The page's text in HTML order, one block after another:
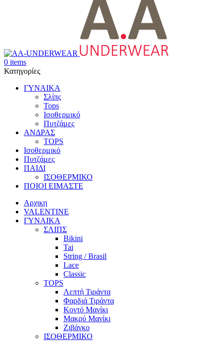
0 items
Κατηγορίες
ΓΥΝΑΙΚΑ
Σλίπς
Tops
Ισοθερμικό
Πυτζάμες
ΑΝΔΡΑΣ
TOPS
Ισοθερμικό
Πυτζάμες
ΠΑΙΔΙ
ΙΣΟΘΕΡΜΙΚΟ
ΠΟΙΟΙ ΕΙΜΑΣΤΕ
Αρχικη
VALENTINE
ΓΥΝΑΙΚΑ
ΣΛΙΠΣ
Bikini
Tai
String / Brasil
Lace
Classic
TOPS
Λεπτή Τιράντα
Φαρδιά Τιράντα
Κοντό Μανίκι
Μακρύ Μανίκι
Ζιβάγκο
ΙΣΟΘΕΡΜΙΚΟ